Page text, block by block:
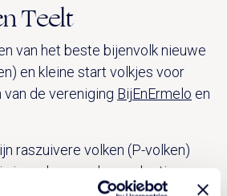
Teelt
van het beste bijenvolk nieuwe
en kleine start volkjes voor
van de vereniging BijEnErmelo en
raszuivere volken (P-volken)
is verkregen door selectie en